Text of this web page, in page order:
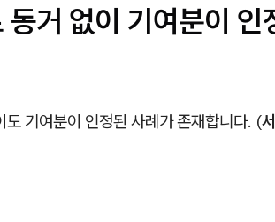
거 없이 기여분이 인
도 기여분이 인정된 사례가 존재합니다. (